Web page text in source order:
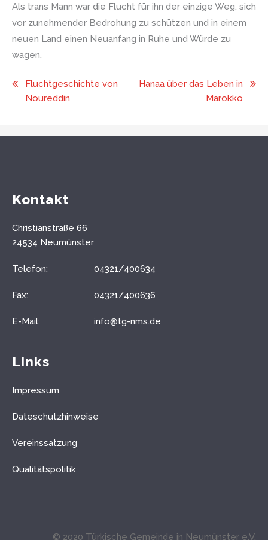
Als trans Mann war die Flucht für ihn der einzige Weg, sich
vor zunehmender Bedrohung zu schützen und in einem
neuen Land einen Neuanfang in Ruhe und Würde zu
wagen.
Beitragsnavigation
Fluchtgeschichte von
Noureddin
Hanaa über das Leben in
Marokko
Kontakt
Christianstraße 66
24534 Neumünster
Telefon: 04321/400634
Fax: 04321/400636
E-Mail: info@tg-nms.de
Links
Impressum
Dateschutzhinweise
Vereinssatzung
Qualitätspolitik
© 2020 Türkische Gemeinde in Neumünster e.V.